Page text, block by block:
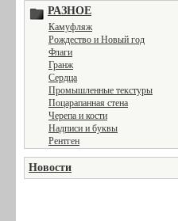
РАЗНОЕ
Камуфляж
Рождество и Новый год
Флаги
Гранж
Сердца
Промышленные текстуры
Поцарапанная стена
Черепа и кости
Надписи и буквы
Рентген
Новости